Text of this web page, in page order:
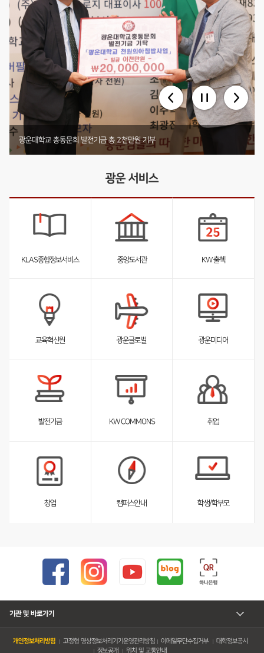
기부 내역 전체 보러가기
부동산법무학과 박사동문, 발전기금 4천2백12만원 기부
미디어커뮤니케이션학부 둥지장학회, 1천4백61만원 기탁
광운대학교 총동문회 발전기금 총 2천만원 기부
광운 서비스
KLAS종합정보서비스 중앙도서관 KW 출첵
브
스
트
침
교육혁신원
브
리
스
트
침
광운글로벌
브
리
스
트
침
광운미디어
발전기금 KW COMMONS
브
리
스
트
침
취업
창업
브
리
스
트
침
캠퍼스안내
브
리
스
침
학생/학부모
기관 및 바로가기
개인정보처리방침 고정형 영상정보처리기기운영관리방침 이메일무단수집거부
대학정보공시
정보공개
위치 및 교통안내